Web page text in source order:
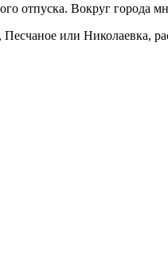
отпуска. Вокруг города
или Николаевка,